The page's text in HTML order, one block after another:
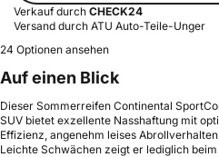
Verkauf durch CHECK24
Versand durch ATU Auto-Teile-Unger
24 Optionen ansehen
Auf einen Blick
Dieser Sommerreifen Continental
SUV bietet exzellente Nasshaftung mit
Effizienz, angenehm leises
Leichte Schwächen zeigt er lediglich